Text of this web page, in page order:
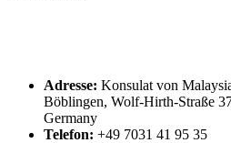
Adresse: Konsulat von
Böblingen, Wolf-Hirth-Straße
Germany
Telefon: +49 7031 41 95 35